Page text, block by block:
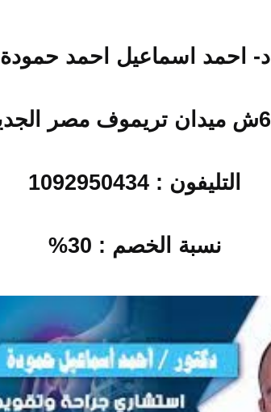
د- احمد اسماعيل احمد حمودة
التليفون : 1092950434
نسبة الخصم : 30%